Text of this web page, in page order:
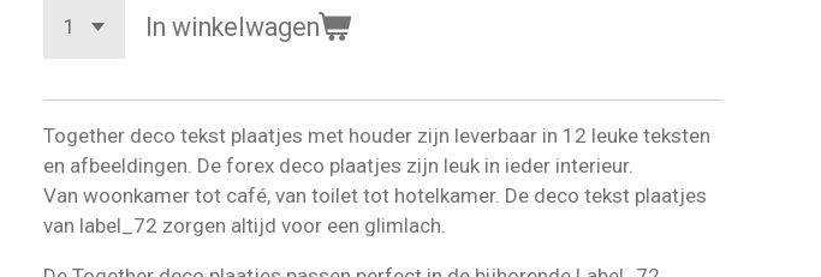
In winkelwagen
Together deco tekst plaatjes met houder zijn leverbaar in 12 leuke teksten
en afbeeldingen. De forex deco plaatjes zijn leuk in ieder interieur.
Van woonkamer tot café, van toilet tot hotelkamer. De deco tekst plaatjes
van label_72 zorgen altijd voor een glimlach.